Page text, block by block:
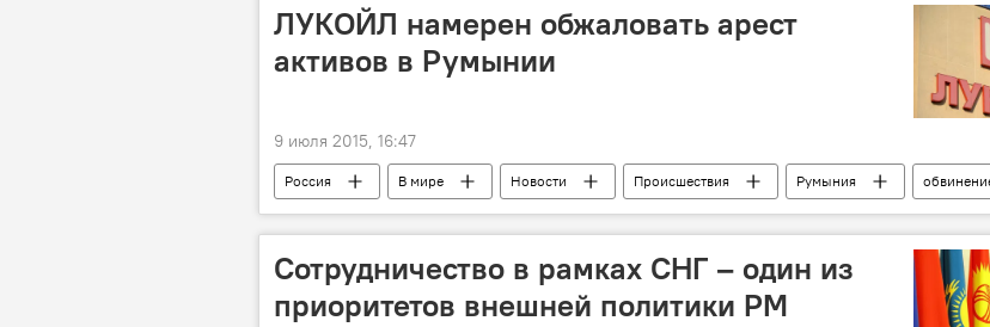
ЛУКОЙЛ намерен обжаловать арест
активов в Румынии
9 июля 2015, 16:47
Россия В мире Новости Происшествия Румыния
арест активов
Лукойл
Сотрудничество в рамках СНГ – один из
приоритетов внешней политики РМ